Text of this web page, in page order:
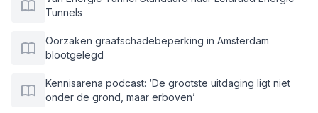
Tunnels
Oorzaken graafschadebeperking in Amsterdam
blootgelegd
Kennisarena podcast: ‘De grootste uitdaging ligt niet
onder de grond, maar erboven’